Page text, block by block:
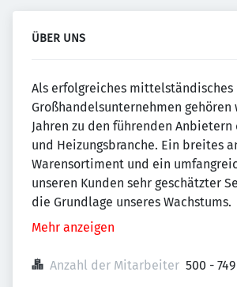
ÜBER UNS
Als erfolgreiches mittelständisches
Großhandelsunternehmen
Jahren zu den führenden
und Heizungsbranche. Ein breites
Warensortiment und ein
unseren Kunden sehr geschätzter
die Grundlage unseres Wachstums.
Mehr anzeigen
Anzahl der Mitarbeiter 500 -